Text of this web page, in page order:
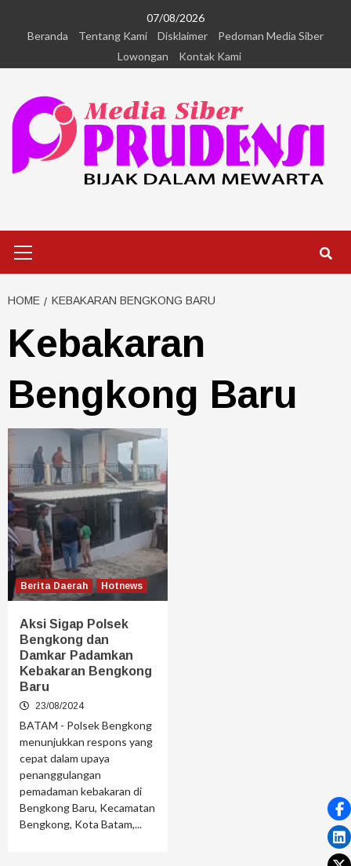
07/08/2026
Beranda
Tentang Kami Disklaimer
Pedoman Media Siber
Lowongan
Kontak Kami
HOME KEBAKARAN BENGKONG BARU
Kebakaran
Bengkong Baru
Berita Daerah Hotnews
Aksi Sigap Polsek
Bengkong dan
Damkar Padamkan
Kebakaran Bengkong
Baru
23/08/2024
BATAM - Polsek Bengkong
menunjukkan respons yang
cepat dalam upaya
penanggulangan
pemadaman kebakaran di
Bengkong Baru, Kecamatan
Bengkong, Kota Batam,...